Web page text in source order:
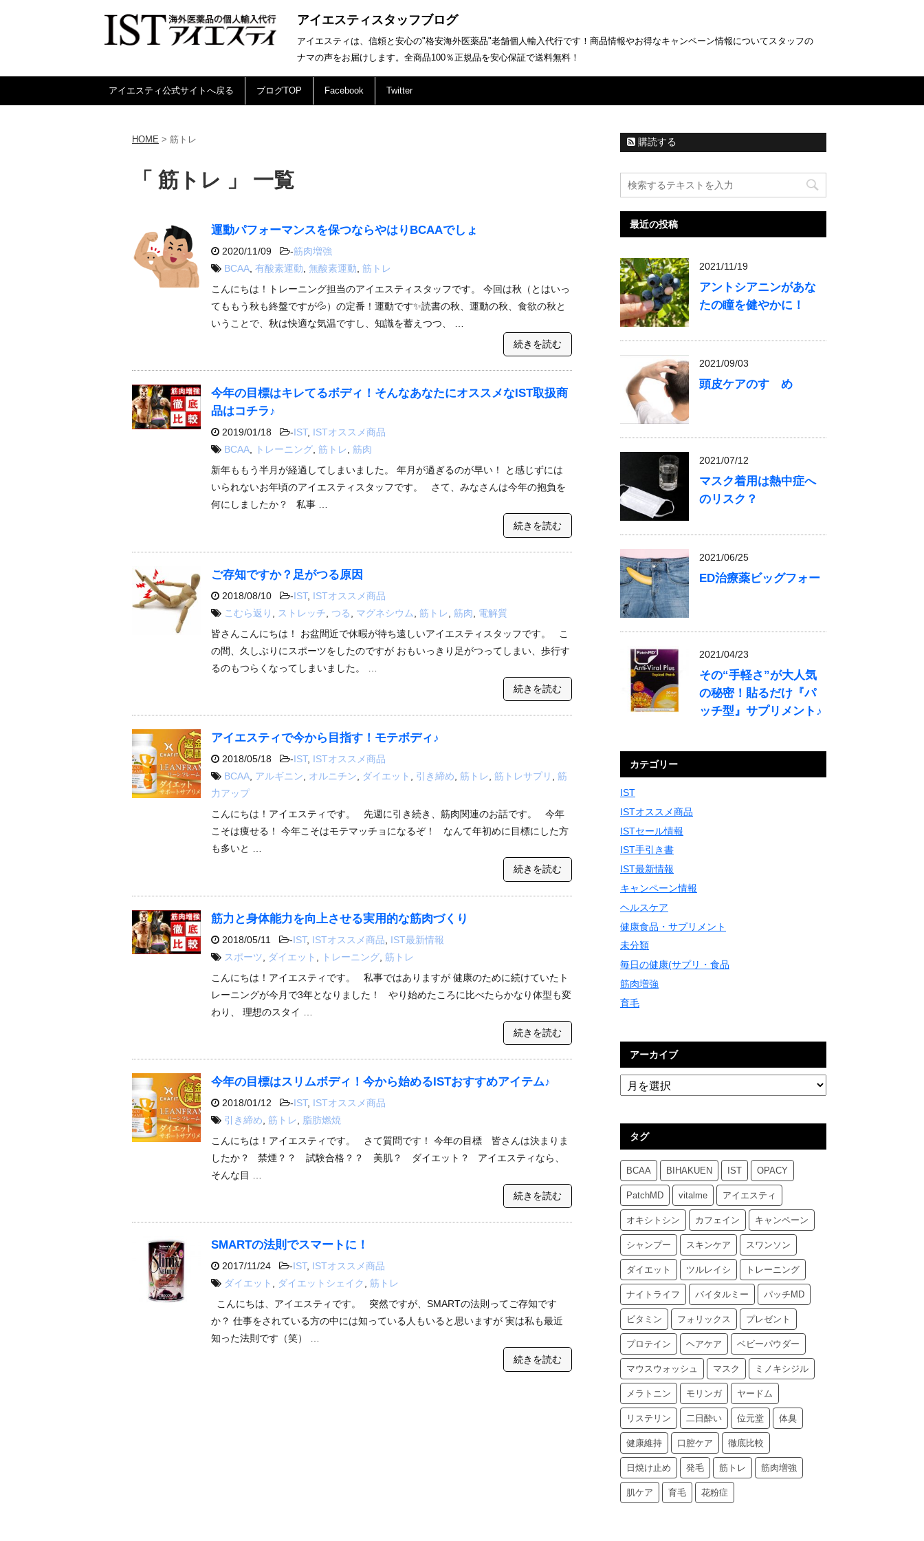
アイエスティスタッフブログ
アイエスティは、信頼と安心の"格安海外医薬品"老舗個人輸入代行です！商品情報やお得なキャンペーン情報についてスタッフの
ナマの声をお届けします。全商品100％正規品を安心保証で送料無料！
アイエスティ公式サイトへ戻る ブログTOP Facebook Twitter
HOME > 筋トレ
「 筋トレ 」 一覧
運動パフォーマンスを保つならやはりBCAAでしょ
2020/11/09 -筋肉増強
BCAA 有酸素運動 無酸素運動 筋トレ
こんにちは！トレーニング担当のアイエスティスタッフです。 今回は秋（とはいっ
てももう秋も終盤ですが💦）の定番！運動です✨読書の秋、運動の秋、食欲の秋と
いうことで、秋は快適な気温ですし、知識を蓄えつつ、 …
続きを読む
今年の目標はキレてるボディ！そんなあなたにオススメなIST取扱商
品はコチラ♪
2019/01/18 -IST, ISTオススメ商品
BCAA, トレーニング, 筋トレ, 筋肉
新年ももう半月が経過してしまいました。 年月が過ぎるのが早い！ と感じずには
いられないお年頃のアイエスティスタッフです。 さて、みなさんは今年の抱負を
何にしましたか？ 私事 …
続きを読む
ご存知ですか？足がつる原因
2018/08/10 -IST, ISTオススメ商品
こむら返り
ストレッチ つる マグネシウム 筋トレ 筋肉
電解質
皆さんこんにちは！ お盆間近で休暇が待ち遠しいアイエスティスタッフです。 こ
の間、久しぶりにスポーツをしたのですが おもいっきり足がつってしまい、歩行す
るのもつらくなってしまいました。 …
続きを読む
アイエスティで今から目指す！モテボディ♪
2018/05/18 -IST, ISTオススメ商品
BCAA, アルギニン, オルニチン, ダイエット , 引き締め, 筋トレ, 筋トレサプリ , 筋
力アップ
こんにちは！アイエスティです。 先週に引き続き、筋肉関連のお話です。 今年
こそは痩せる！ 今年こそはモテマッチョになるぞ！ なんて年初めに目標にした方
も多いと …
続きを読む
筋力と身体能力を向上させる実用的な筋肉づくり
2018/05/11 -IST, ISTオススメ商品
IST最新情報
スポーツ
ダイエット トレーニング 筋トレ
こんにちは！アイエスティです。 私事ではありますが 健康のために続けていたト
レーニングが今月で3年となりました！ やり始めたころに比べたらかなり体型も変
わり、 理想のスタイ …
続きを読む
今年の目標はスリムボディ！今から始めるISTおすすめアイテム♪
2018/01/12 -IST, ISTオススメ商品
引き締め 筋トレ
脂肪燃焼
こんにちは！アイエスティです。 さて質問です！ 今年の目標 皆さんは決まりま
したか？ 禁煙？？ 試験合格？？ 美肌？ ダイエット？ アイエスティなら、
そんな目 …
続きを読む
SMARTの法則でスマートに！
2017/11/24 -IST, ISTオススメ商品
ダイエット , ダイエットシェイク, 筋トレ
こんにちは、アイエスティです。 突然ですが、SMARTの法則ってご存知です
か？ 仕事をされている方の中には知っている人もいると思いますが 実は私も最近
知った法則です（笑） …
続きを読む
購読する
最近の投稿
2021/11/19
アントシアニンがあな
たの瞳を健やかに！
2021/09/03
頭皮ケアのすゝめ
2021/07/12
マスク着用は熱中症へ
のリスク？
2021/06/25
ED治療薬ビッグフォー
2021/04/23
その“手軽さ”が大人気
の秘密！貼るだけ『パ
ッチ型』サプリメント♪
カテゴリー
IST
ISTオススメ商品
ISTセール情報
IST手引き書
IST最新情報
キャンペーン情報
ヘルスケア
健康食品・サプリメント
未分類
毎日の健康(サプリ・食品
筋肉増強
育毛
アーカイブ
タグ
BCAA BIHAKUEN IST OPACY
PatchMD vitalme アイエスティ
オキシトシン カフェイン キャンペーン
シャンプー スキンケア スワンソン
ダイエット ツルレイシ トレーニング
ナイトライフ バイタルミー パッチMD
ビタミン フォリックス プレゼント
プロテイン ヘアケア ベビーパウダー
マウスウォッシュ マスク ミノキシジル
メラトニン モリンガ ヤードム
リステリン 二日酔い 位元堂 体臭
健康維持 口腔ケア 徹底比較
日焼け止め 発毛 筋トレ 筋肉増強
肌ケア 育毛 花粉症